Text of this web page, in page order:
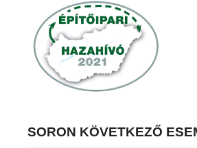
SORON KÖVETKEZŐ